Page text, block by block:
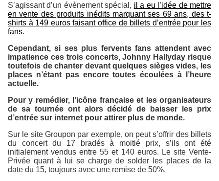
S’agissant d’un évènement spécial, il a eu l’idée de mettre
en vente des produits inédits marquant ses 69 ans, des t-
shirts à 149 euros faisant office de billets d’entrée pour les
fans.
Cependant, si ses plus fervents fans attendent avec
impatience ces trois concerts, Johnny Hallyday risque
toutefois de chanter devant quelques sièges vides, les
places n’étant pas encore toutes écoulées à l’heure
actuelle.
Pour y remédier, l’icône française et les organisateurs
de sa tournée ont alors décidé de baisser les prix
d’entrée sur internet pour attirer plus de monde.
Sur le site Groupon par exemple, on peut s’offrir des billets
du concert du 17 bradés à moitié prix, s’ils ont été
initialement vendus entre 55 et 140 euros. Le site Vente-
Privée quant à lui se charge de solder les places de la
date du 15, toujours avec une remise de 50%.